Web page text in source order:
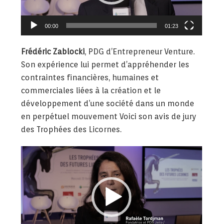
00:00 01:23
Frédéric Zablocki, PDG d’Entrepreneur Venture.
Son expérience lui permet d’appréhender les
contraintes financières, humaines et
commerciales liées à la création et le
développement d’une société dans un monde
en perpétuel mouvement Voici son avis de jury
des Trophées des Licornes.
Lecteur
vidéo